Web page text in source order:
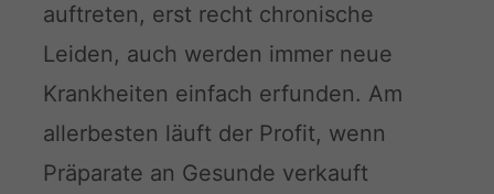
auftreten, erst recht chronische
Leiden, auch werden immer neue
Krankheiten einfach erfunden. Am
allerbesten läuft der Profit, wenn
Präparate an Gesunde verkauft